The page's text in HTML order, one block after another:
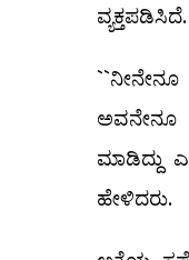
ಅವನೇನೂ
ಮಾಡಿದ್ದು
ಹೇಳಿದರು.